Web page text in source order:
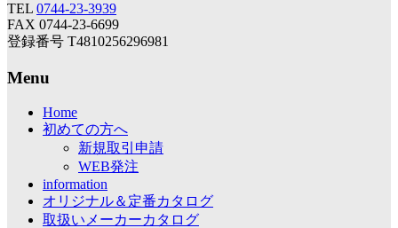
TEL 0744-23-3939
FAX 0744-23-6699
登録番号 T4810256296981
Menu
Home
初めての方へ
新規取引申請
WEB発注
information
オリジナル＆定番カタログ
取扱いメーカーカタログ